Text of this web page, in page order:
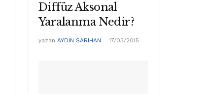
Diffüz Aksonal
Yaralanma Nedir?
yazan AYDIN SARIHAN 17/03/2015